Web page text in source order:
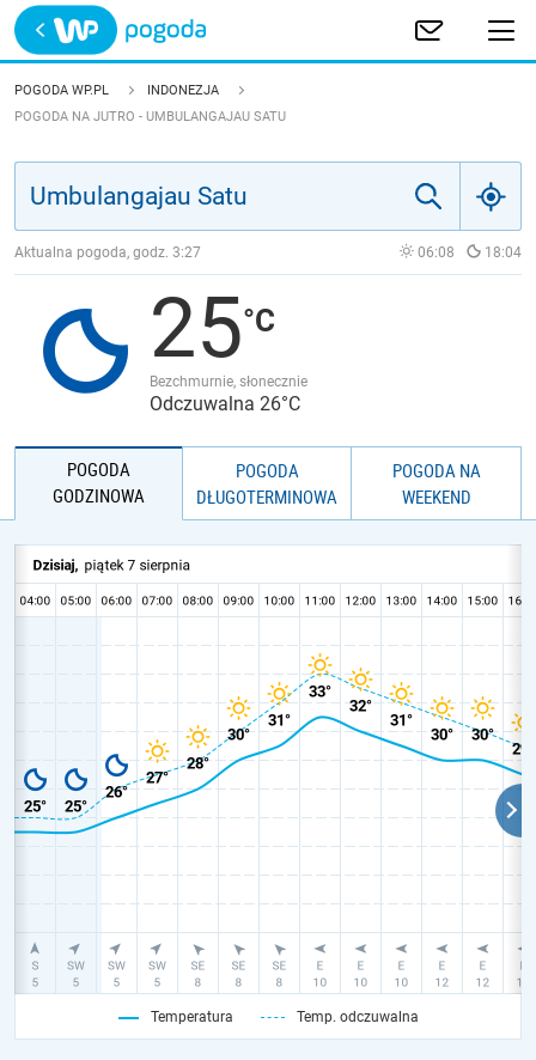
Trwa ładowanie
POLSKA
JAKOŚĆ POWIETRZA
POGODA WP.PL
INDONEZJA
POGODA NA JUTRO - UMBULANGAJAU SATU
Aktualna pogoda, godz. 3:27 06:08 18:04
25
Bezchmurnie, słonecznie
Odczuwalna 26°C
POGODA
GODZINOWA
POGODA
DŁUGOTERMINOWA
POGODA NA
WEEKEND
Temperatura Temp. odczuwalna